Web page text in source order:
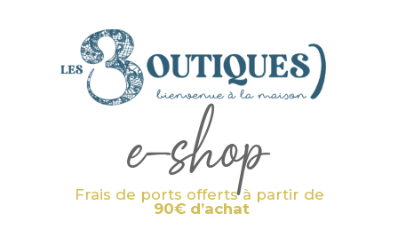
e-shop
Frais de ports offerts à partir de
90€ d’achat